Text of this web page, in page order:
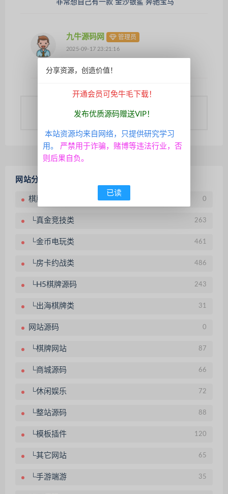
非常想自己有一款 金沙银鲨 奔驰宝马
九牛源码网 管理员
2025-09-17 23:21:16
网站很多，自已找下。
您需要登录账户后才能发表评论
网站分类
棋牌源码 0
└真金竞技类 263
└金币电玩类 461
└房卡约战类 486
└H5棋牌源码 243
└出海棋牌类 31
网站源码 0
└棋牌网站 87
└商城源码 66
└休闲娱乐 72
└整站源码 88
└模板插件 120
└其它网站 65
└手游端游 35
分享资源，创造价值！
开通会员可免牛毛下载！
发布优质源码赠送VIP！
本站资源均来自网络，只提供研究学习
用。
严禁用于诈骗，赌博等违法行业，否
则后果自负。
已读